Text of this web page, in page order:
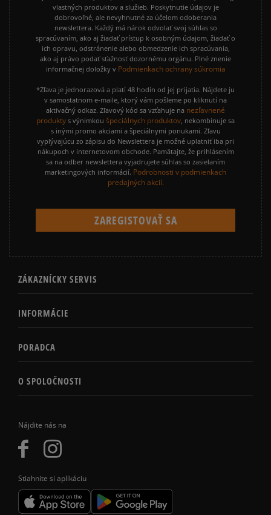
Nájdite nás na
Stiahnite si aplikáciu
vlastných produktov a služieb. Poskytnutie údajov je
dobrovoľné, ale nevyhnutné za účelom odoberania
newslettera. Každý má nárok odvolať svoj súhlas so
spracúvaním, ako aj žiadať prístup k osobným údajom, žiadať o
ich opravu, odstránenie alebo obmedzenie ich spracúvania,
ako aj právo podať sťažnosť dozornému orgánu. Plné znenie
informačnej doložky v Podmienkach ochrany súkromia
*Zľava je jednorazová a platí 48 hodín od jej prijatia. Nájdete ju
v samostatnom e-maile, ktorý vám pošleme po kliknutí na
aktivačný odkaz. Zľavový kód sa vzťahuje na nezľavnené
produkty s výnimkou špeciálnych produktov, nekombinuje sa
s inými promo akciami a špeciálnymi ponukami. Zľavu
vyplývajúcu zo zápisu do Newslettera je možné uplatniť iba pri
nákupoch v internetovom obchode. Pamätajte, že prihlásením
sa na odber newslettera vyjadrujete súhlas so zasielaním
marketingových informácií. Podrobnosti v podmienkach
predajných akcií.
ZÁKAZNÍCKY SERVIS
INFORMÁCIE
PORADCA
O SPOLOČNOSTI